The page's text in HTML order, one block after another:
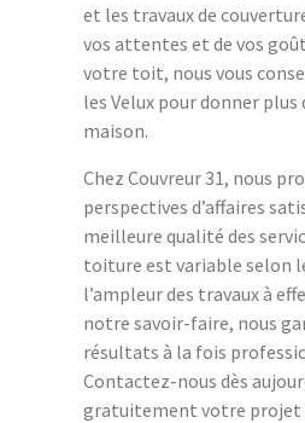
et les travaux de
vos attentes et de vos
votre toit, nous vous
les Velux pour donner
maison.
Chez Couvreur 31, nous
perspectives d’affaires
meilleure qualité des
toiture est variable selon
l’ampleur des travaux à
notre savoir-faire, nous
résultats à la fois
Contactez-nous dès
gratuitement votre projet